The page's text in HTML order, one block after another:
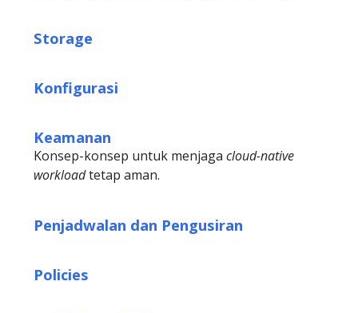
Storage
Konfigurasi
Keamanan
Konsep-konsep untuk menjaga cloud-native
workloadtetap aman.
Penjadwalan dan Pengusiran
Policies